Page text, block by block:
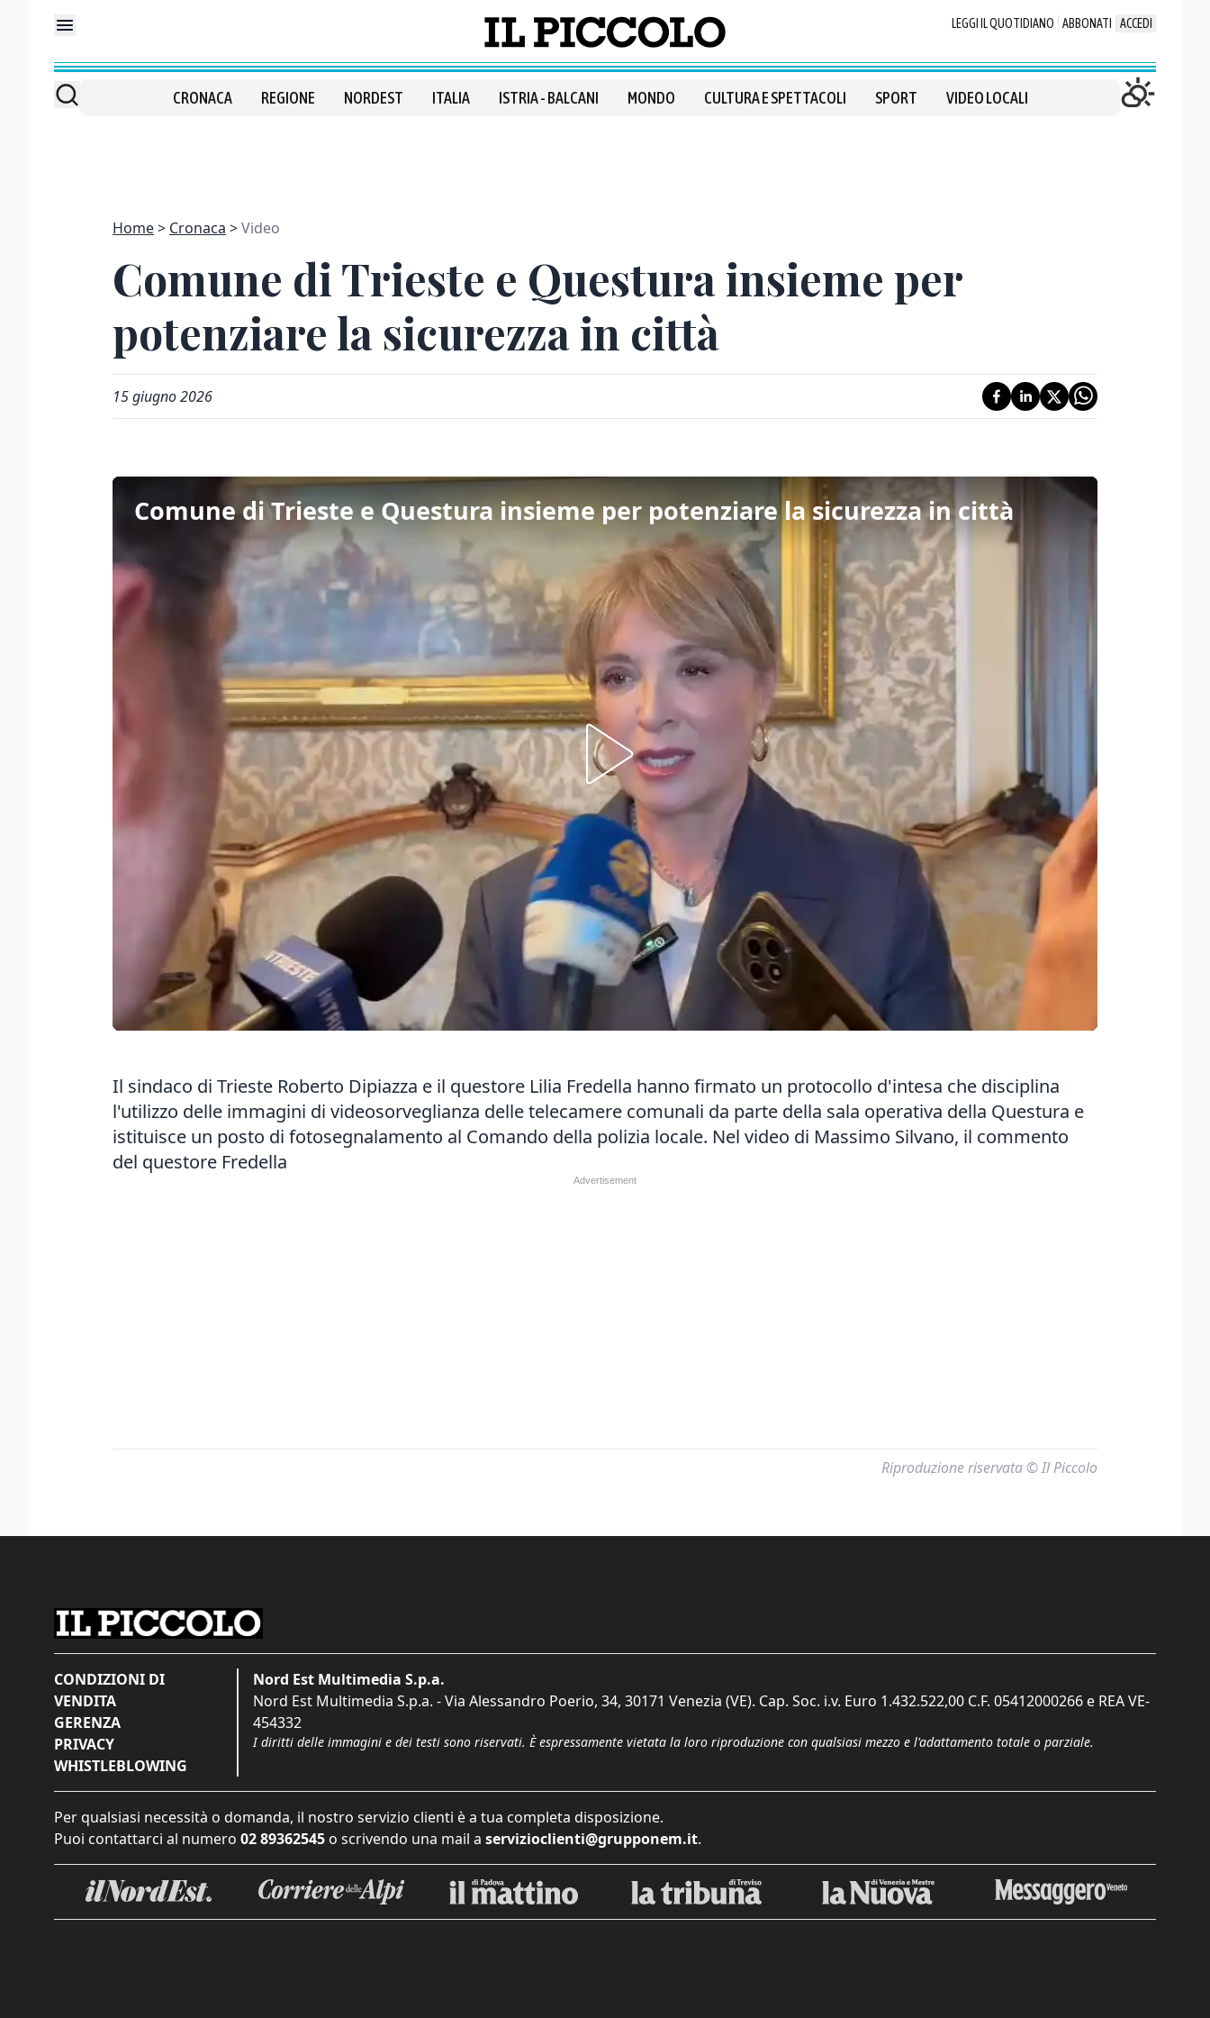
LEGGI IL QUOTIDIANO ABBONATI ACCEDI
CRONACA REGIONE NORDEST ITALIA ISTRIA - BALCANI MONDO CULTURA E SPETTACOLI SPORT VIDEO LOCALI
Home Cronaca Video
Comune di Trieste e Questura insieme per
potenziare la sicurezza in città
15 giugno 2026
Comune di Trieste e Questura insieme per potenziare la sicurezza in città
Il sindaco di Trieste Roberto Dipiazza e il questore Lilia Fredella hanno firmato un protocollo d'intesa che disciplina
l'utilizzo delle immagini di videosorveglianza delle telecamere comunali da parte della sala operativa della Questura e
istituisce un posto di fotosegnalamento al Comando della polizia locale. Nel video di Massimo Silvano, il commento
del questore Fredella
Riproduzione riservata © Il Piccolo
CONDIZIONI DI
VENDITA
GERENZA
PRIVACY
WHISTLEBLOWING
Nord Est Multimedia S.p.a.
Nord Est Multimedia S.p.a. - Via Alessandro Poerio, 34, 30171 Venezia (VE). Cap. Soc. i.v. Euro 1.432.522,00 C.F. 05412000266 e REA VE-
454332
I diritti delle immagini e dei testi sono riservati. È espressamente vietata la loro riproduzione con qualsiasi mezzo e l'adattamento totale o parziale.
Per qualsiasi necessità o domanda, il nostro servizio clienti è a tua completa disposizione.
Puoi contattarci al numero 02 89362545 o scrivendo una mail a servizioclienti@grupponem.it.